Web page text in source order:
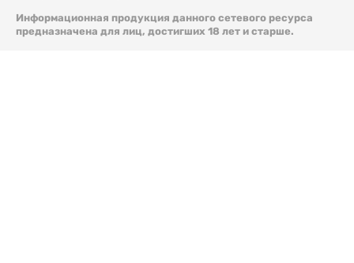
Информационная продукция данного сетевого ресурса
предназначена для лиц, достигших 18 лет и старше.